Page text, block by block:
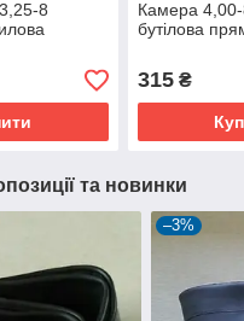
8
Камера
бутілова
315₴
та новинки
–3%